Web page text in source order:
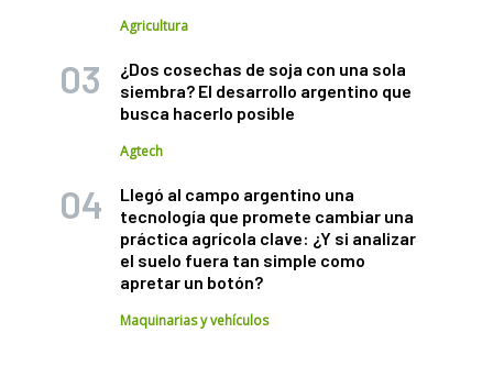
Agricultura
¿Dos cosechas de soja con una sola
siembra? El desarrollo argentino que
busca hacerlo posible
Agtech
Llegó al campo argentino una
tecnología que promete cambiar una
práctica agrícola clave: ¿Y si analizar
el suelo fuera tan simple como
apretar un botón?
Maquinarias y vehículos